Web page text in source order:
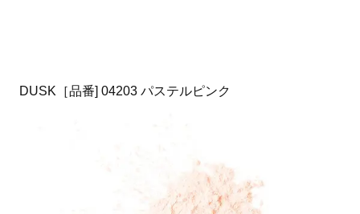
DUSK［品番] 04203 パステルピンク